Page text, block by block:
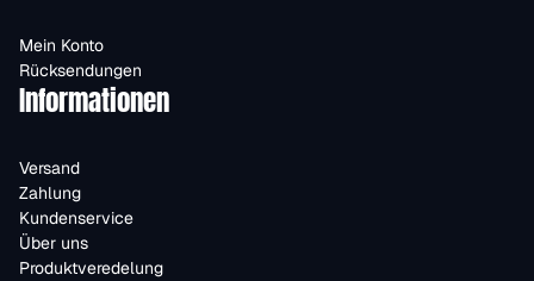
Mein Konto
Rücksendungen
Informationen
Versand
Zahlung
Kundenservice
Über uns
Produktveredelung